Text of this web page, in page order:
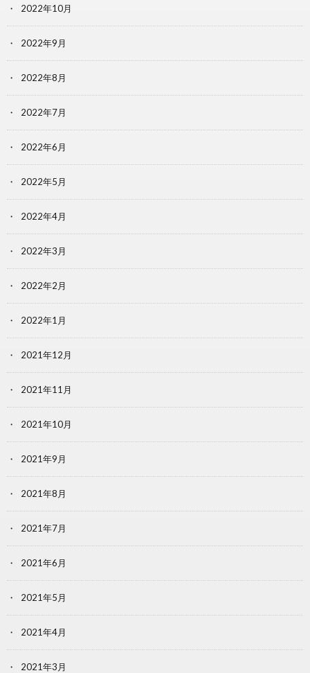
2022年10月
2022年9月
2022年8月
2022年7月
2022年6月
2022年5月
2022年4月
2022年3月
2022年2月
2022年1月
2021年12月
2021年11月
2021年10月
2021年9月
2021年8月
2021年7月
2021年6月
2021年5月
2021年4月
2021年3月